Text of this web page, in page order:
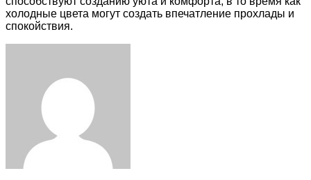
холодные цвета могут создать впечатление прохлады и
спокойствия.